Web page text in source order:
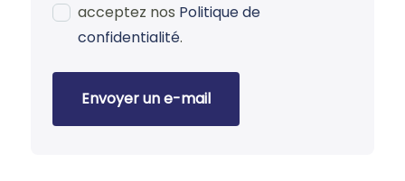
acceptez nos Politique de
confidentialité.
Envoyer un e-mail